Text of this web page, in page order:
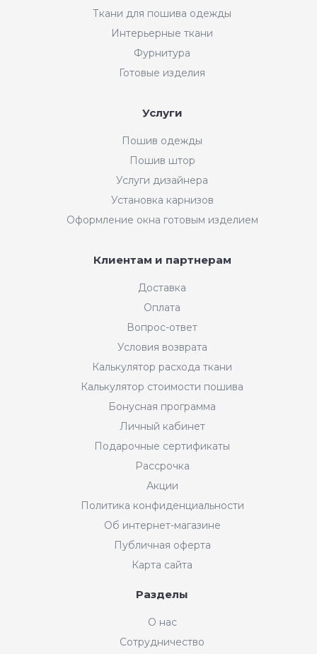
Ткани для пошива одежды
Интерьерные ткани
Фурнитура
Готовые изделия
Услуги
Пошив одежды
Пошив штор
Услуги дизайнера
Установка карнизов
Оформление окна готовым изделием
Клиентам и партнерам
Доставка
Оплата
Вопрос-ответ
Условия возврата
Калькулятор расхода ткани
Калькулятор стоимости пошива
Бонусная программа
Личный кабинет
Подарочные сертификаты
Рассрочка
Акции
Политика конфиденциальности
Об интернет-магазине
Публичная оферта
Карта сайта
Разделы
О нас
Сотрудничество